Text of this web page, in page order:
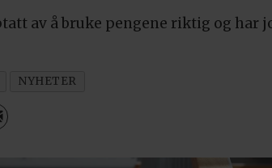
av å bruke pengene riktig og
NYHETER